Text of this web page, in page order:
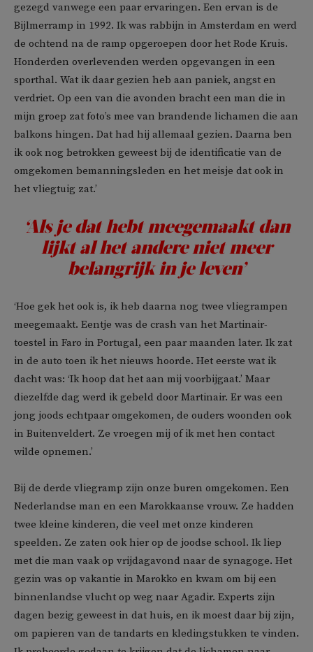
gezegd vanwege een paar ervaringen. Een ervan is de
Bijlmerramp in 1992. Ik was rabbijn in Amsterdam en werd
de ochtend na de ramp opgeroepen door het Rode Kruis.
Honderden overlevenden werden opgevangen in een
sporthal. Wat ik daar gezien heb aan paniek, angst en
verdriet. Op een van die avonden bracht een man die in
mijn groep zat foto’s mee van brandende lichamen die aan
balkons hingen. Dat had hij allemaal gezien. Daarna ben
ik ook nog betrokken geweest bij de identificatie van de
omgekomen bemanningsleden en het meisje dat ook in
het vliegtuig zat.’
‘Als je dat hebt meegemaakt dan
lijkt al het andere niet meer
belangrijk in je leven’
‘Hoe gek het ook is, ik heb daarna nog twee vliegrampen
meegemaakt. Eentje was de crash van het Martinair-
toestel in Faro in Portugal, een paar maanden later. Ik zat
in de auto toen ik het nieuws hoorde. Het eerste wat ik
dacht was: ‘Ik hoop dat het aan mij voorbijgaat.’ Maar
diezelfde dag werd ik gebeld door Martinair. Er was een
jong joods echtpaar omgekomen, de ouders woonden ook
in Buitenveldert. Ze vroegen mij of ik met hen contact
wilde opnemen.’
Bij de derde vliegramp zijn onze buren omgekomen. Een
Nederlandse man en een Marokkaanse vrouw. Ze hadden
twee kleine kinderen, die veel met onze kinderen
speelden. Ze zaten ook hier op de joodse school. Ik liep
met die man vaak op vrijdagavond naar de synagoge. Het
gezin was op vakantie in Marokko en kwam om bij een
binnenlandse vlucht op weg naar Agadir. Experts zijn
dagen bezig geweest in dat huis, en ik moest daar bij zijn,
om papieren van de tandarts en kledingstukken te vinden.